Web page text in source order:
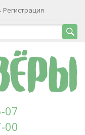
Регистрация
07
00